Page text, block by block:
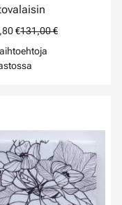
€131,00 €